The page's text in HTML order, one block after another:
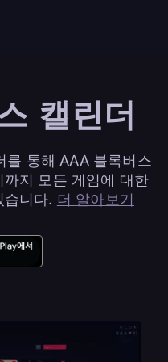
캘린더
를 통해 AAA 블록버스
지 모든 게임에 대한
습니다. 더 알아보기